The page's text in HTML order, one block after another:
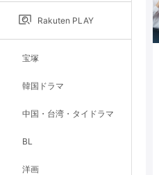
Rakuten PLAY
宝塚
韓国ドラマ
中国・台湾・タイドラマ
BL
洋画